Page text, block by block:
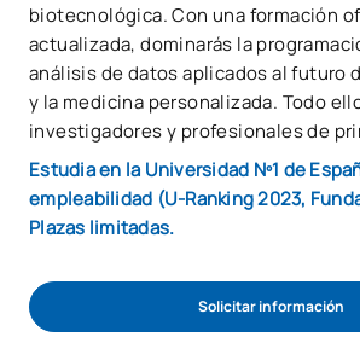
biotecnológica. Con una formación
actualizada, dominarás la
análisis de datos aplicados al futuro
y la medicina personalizada. Todo
investigadores y profesionales de
Estudia en la Universidad Nº1 de
empleabilidad (U-Ranking 2023,
Plazas limitadas.
Solicitar información